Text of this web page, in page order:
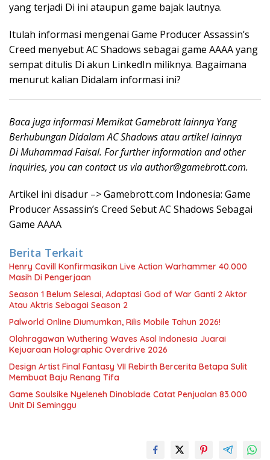
yang terjadi Di ini ataupun game bajak lautnya.
Itulah informasi mengenai Game Producer Assassin’s
Creed menyebut AC Shadows sebagai game AAAA yang
sempat ditulis Di akun LinkedIn miliknya. Bagaimana
menurut kalian Didalam informasi ini?
Baca juga informasi Memikat Gamebrott lainnya Yang
Berhubungan DidalamAC Shadowsatau artikel lainnya
Di Muhammad Faisal. For further information and other
inquiries, you can contact us viaauthor@gamebrott.com.
Artikel ini disadur –> Gamebrott.com Indonesia: Game
Producer Assassin’s Creed Sebut AC Shadows Sebagai
Game AAAA
Berita Terkait
Henry Cavill Konfirmasikan Live Action Warhammer 40.000
Masih Di Pengerjaan
Season 1 Belum Selesai, Adaptasi God of War Ganti 2 Aktor
Atau Aktris Sebagai Season 2
Palworld Online Diumumkan, Rilis Mobile Tahun 2026!
Olahragawan Wuthering Waves Asal Indonesia Juarai
Kejuaraan Holographic Overdrive 2026
Design Artist Final Fantasy VII Rebirth Bercerita Betapa Sulit
Membuat Baju Renang Tifa
Game Soulsike Nyeleneh Dinoblade Catat Penjualan 83.000
Unit Di Seminggu